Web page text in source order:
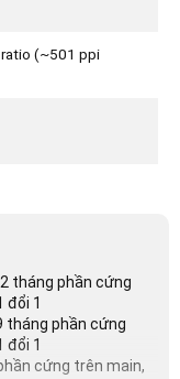
(~501 ppi
tháng phần cứng
đổi 1
tháng phần cứng
đổi 1
cứng trên main,